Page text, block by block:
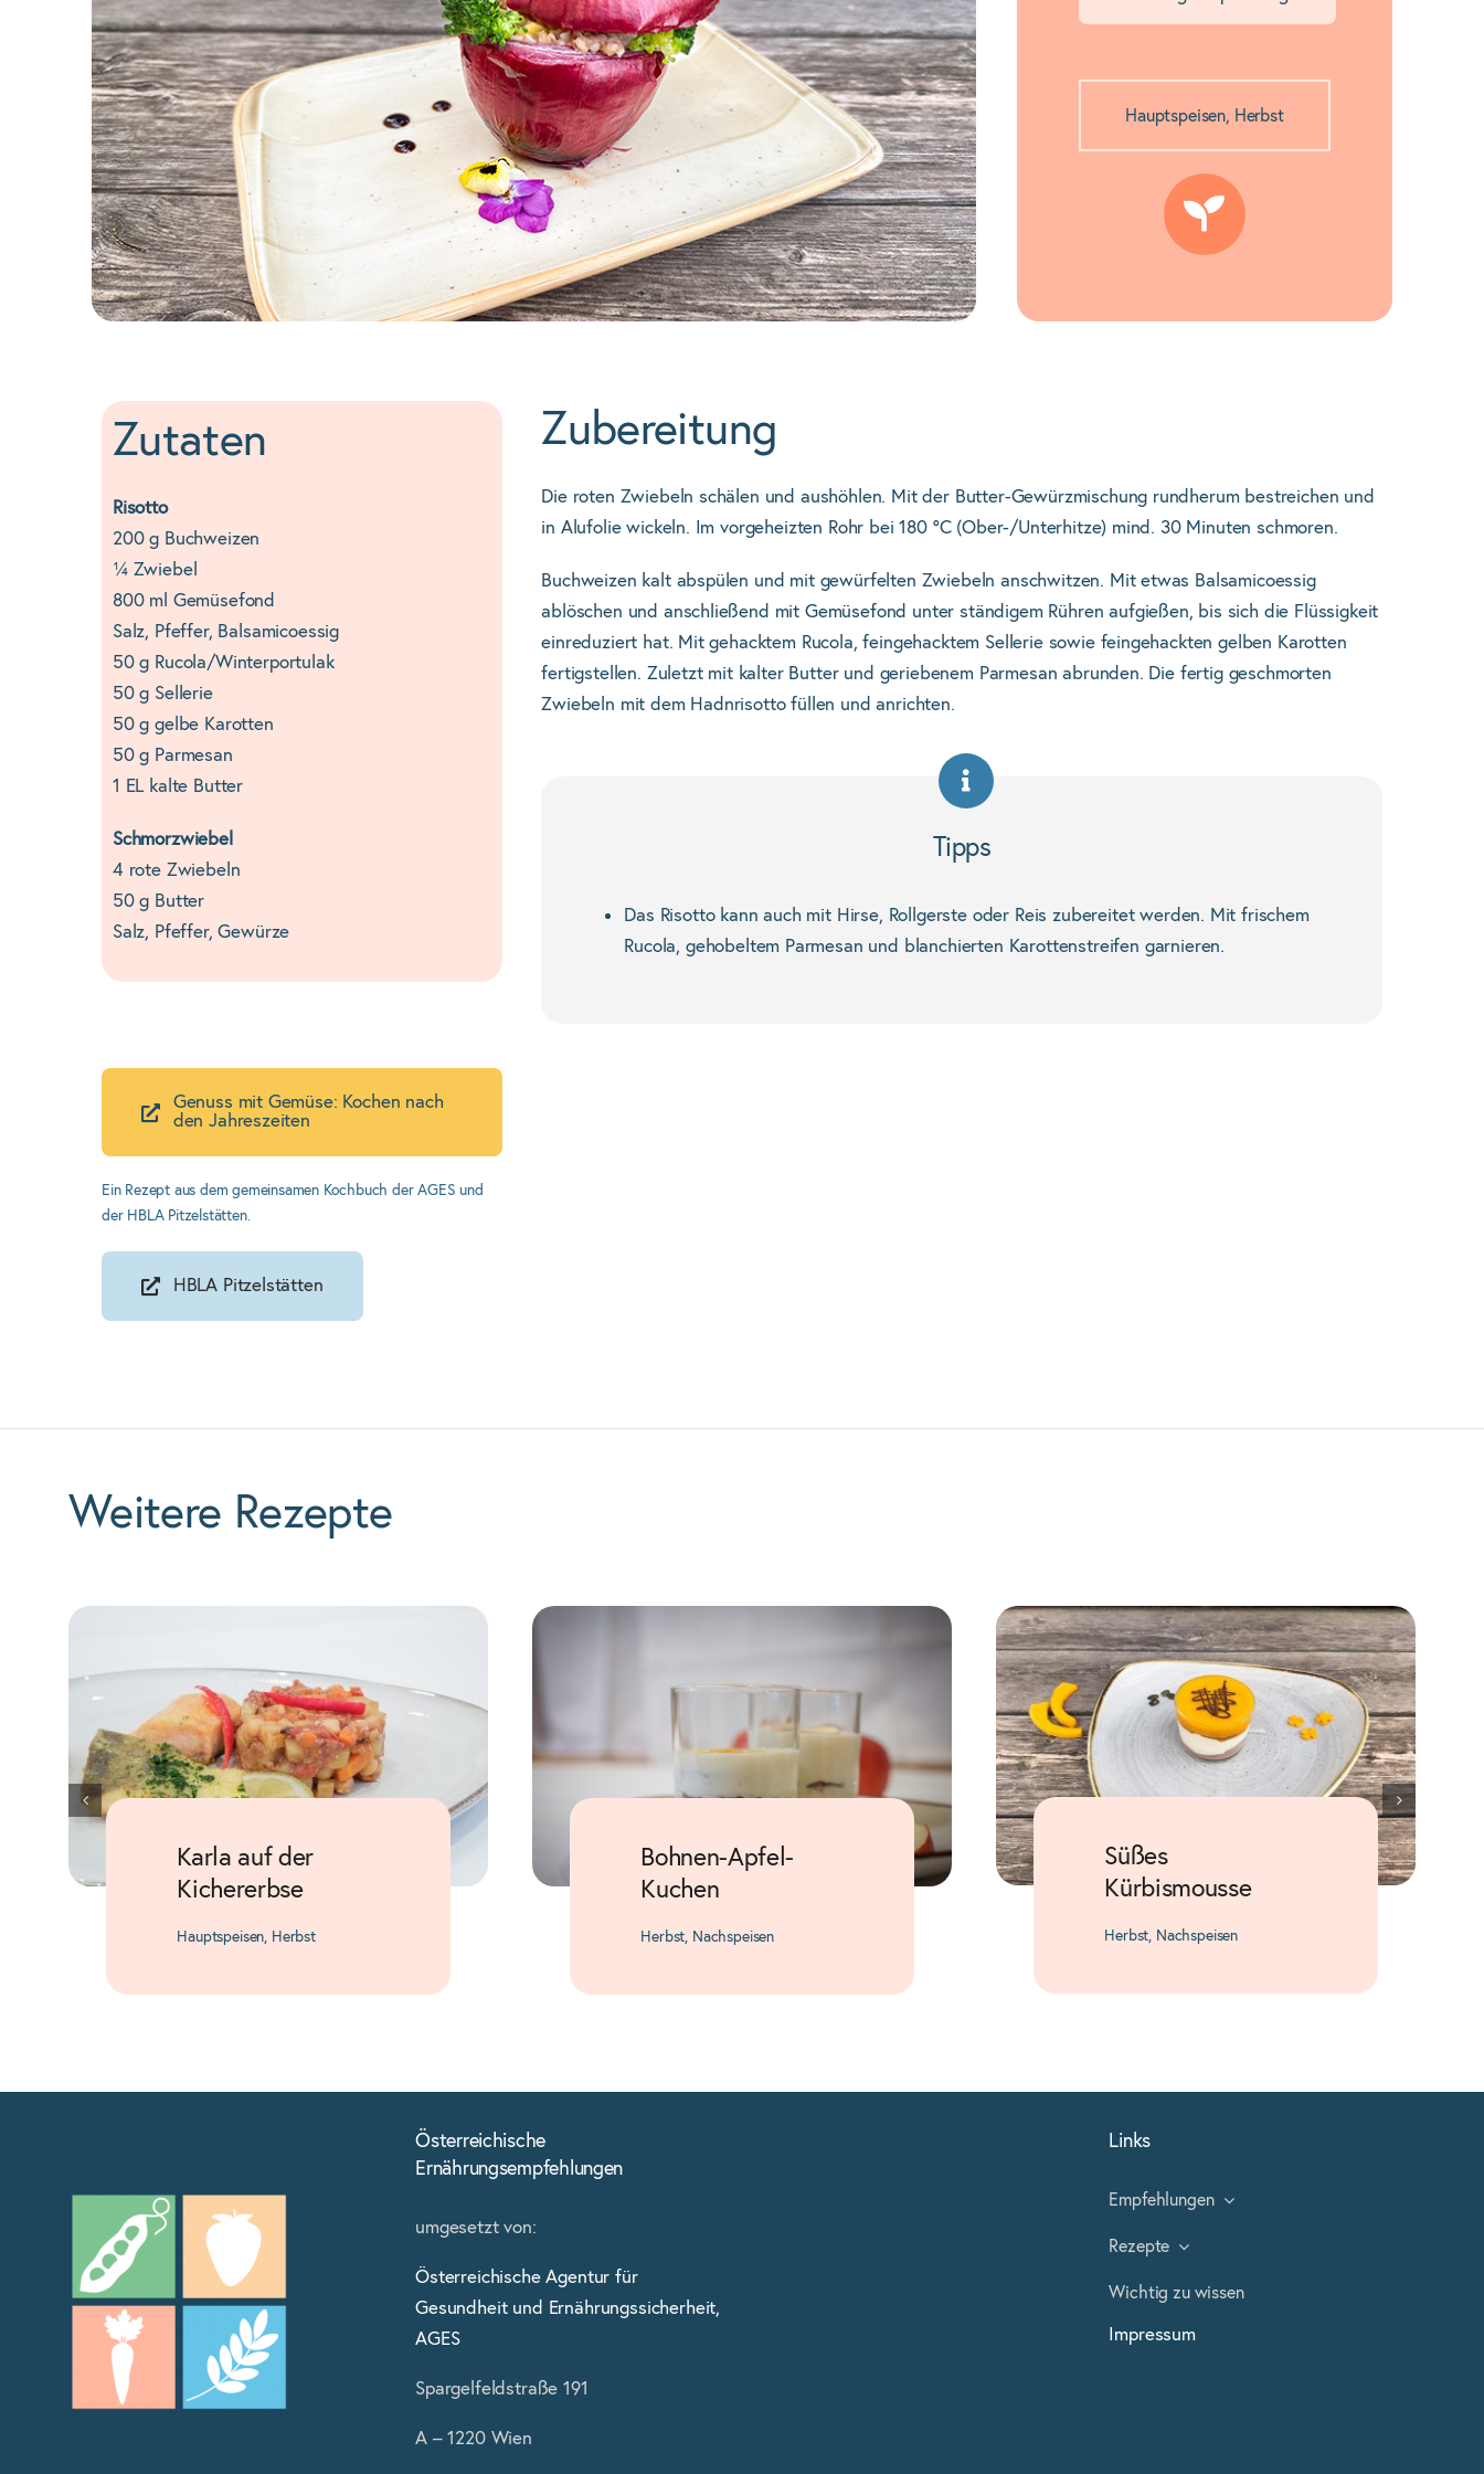
Hauptspeisen, Herbst
Zutaten
Risotto
200 g Buchweizen
¼ Zwiebel
800 ml Gemüsefond
Salz, Pfeffer, Balsamicoessig
50 g Rucola/Winterportulak
50 g Sellerie
50 g gelbe Karotten
50 g Parmesan
1 EL kalte Butter
Schmorzwiebel
4 rote Zwiebeln
50 g Butter
Salz, Pfeffer, Gewürze
Zubereitung
Die roten Zwiebeln schälen und aushöhlen. Mit der Butter-Gewürzmischung rundherum bestreichen und
in Alufolie wickeln. Im vorgeheizten Rohr bei 180 °C (Ober-/Unterhitze) mind. 30 Minuten schmoren.
Buchweizen kalt abspülen und mit gewürfelten Zwiebeln anschwitzen. Mit etwas Balsamicoessig
ablöschen und anschließend mit Gemüsefond unter ständigem Rühren aufgießen, bis sich die Flüssigkeit
einreduziert hat. Mit gehacktem Rucola, feingehacktem Sellerie sowie feingehackten gelben Karotten
fertigstellen. Zuletzt mit kalter Butter und geriebenem Parmesan abrunden. Die fertig geschmorten
Zwiebeln mit dem Hadnrisotto füllen und anrichten.
Tipps
Das Risotto kann auch mit Hirse, Rollgerste oder Reis zubereitet werden. Mit frischem
Rucola, gehobeltem Parmesan und blanchierten Karottenstreifen garnieren.
Genuss mit Gemüse: Kochen nach
den Jahreszeiten
Ein Rezept aus dem gemeinsamen Kochbuch der AGES und
der HBLA Pitzelstätten.
HBLA Pitzelstätten
Weitere Rezepte
Karla auf der
Kichererbse
Hauptspeisen, Herbst
Bohnen-Apfel-
Kuchen
Herbst, Nachspeisen
Süßes
Kürbismousse
Herbst, Nachspeisen
Österreichische
Ernährungsempfehlungen
umgesetzt von:
Österreichische Agentur für
Gesundheit und Ernährungssicherheit,
AGES
Spargelfeldstraße 191
A – 1220 Wien
Links
Empfehlungen
Rezepte
Wichtig zu wissen
Impressum